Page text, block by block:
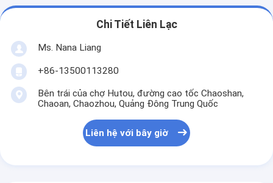
Chi Tiết Liên Lạc
Ms. Nana Liang
+86-13500113280
Bên trái của chợ Hutou, đường cao tốc Chaoshan,
Chaoan, Chaozhou, Quảng Đông Trung Quốc
Liên hệ với bây giờ